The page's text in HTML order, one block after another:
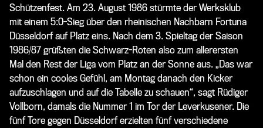
Schützenfest. Am 23. August 1986 stürmte der Werksklub
mit einem 5:0-Sieg über den rheinischen Nachbarn Fortuna
Düsseldorf auf Platz eins. Nach dem 3. Spieltag der Saison
1986/87 grüßten die Schwarz-Roten also zum allerersten
Mal den Rest der Liga vom Platz an der Sonne aus. „Das war
schon ein cooles Gefühl, am Montag danach den Kicker
aufzuschlagen und auf die Tabelle zu schauen“, sagt Rüdiger
Vollborn, damals die Nummer 1 im Tor der Leverkusener. Die
fünf Tore gegen Düsseldorf erzielten fünf verschiedene